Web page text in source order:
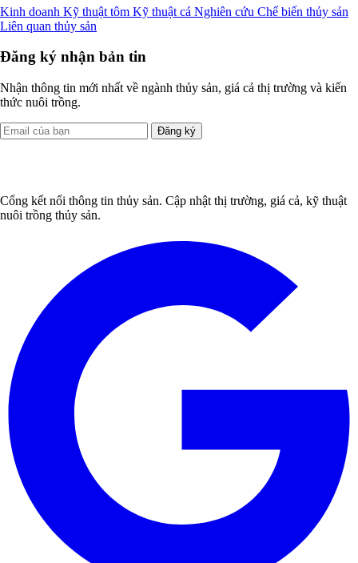
Kinh doanh Kỹ thuật tôm Kỹ thuật cá Nghiên cứu Chế biến thủy sản
Liên quan thủy sản
Đăng ký nhận bản tin
Nhận thông tin mới nhất về ngành thủy sản, giá cả thị trường và kiến
thức nuôi trồng.
Đăng ký
Cổng kết nối thông tin thủy sản. Cập nhật thị trường, giá cả, kỹ thuật
nuôi trồng thủy sản.